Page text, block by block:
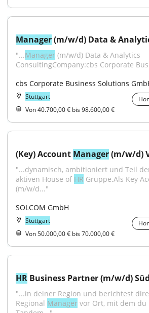
Manager (m/w/d) Data &
"...Manager (m/w/d) Data & Analytics
ConsultingCompany:cbs Corporate
cbs Corporate Business Solutions
Stuttgart
Von 40.700,00 € bis 98.600,00 €
(Key) Account Manager (m/w/d)
"...dynamisch, ambitioniert und Teil
aktiven House of HR Gruppe.Als Key
(m/w/d..."
SOLCOM GmbH
Stuttgart
Von 50.000,00 € bis 70.000,00 €
HR Business Partner (m/w/d)
"...in deiner Region und berichtest
Regional Manager vor Ort, mit dem du